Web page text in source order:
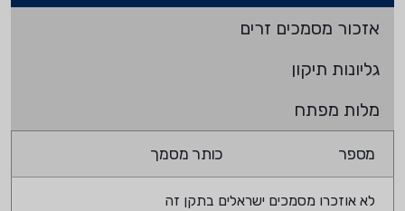
אזכור מסמכים זרים
גליונות תיקון
מלות מפתח
מספר כותר מסמך
לא אוזכרו מסמכים ישראלים בתקן זה